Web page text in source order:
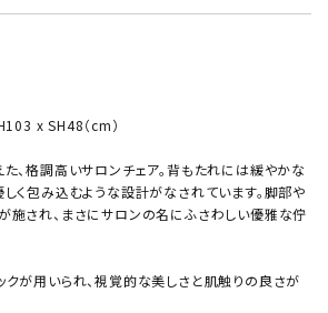
x SH48（cm）
、格調高いサロンチェア。背もたれには緩やかな
く包み込むような設計がなされています。脚部や
施され、まさにサロンの名にふさわしい優雅な佇
クが用いられ、視覚的な美しさと肌触りの良さが